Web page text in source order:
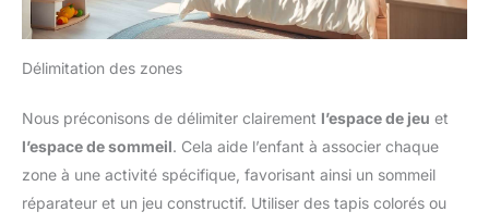
Délimitation des zones
Nous préconisons de délimiter clairement l’espace de jeu et
l’espace de sommeil. Cela aide l’enfant à associer chaque
zone à une activité spécifique, favorisant ainsi un sommeil
réparateur et un jeu constructif. Utiliser des tapis colorés ou